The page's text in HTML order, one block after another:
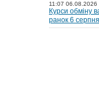
11:07 06.08.2026
Курси обміну
ранок 6 серпня